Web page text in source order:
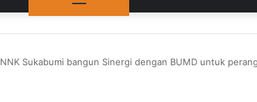
Sukabumi bangun Sinergi dengan BUMD untuk